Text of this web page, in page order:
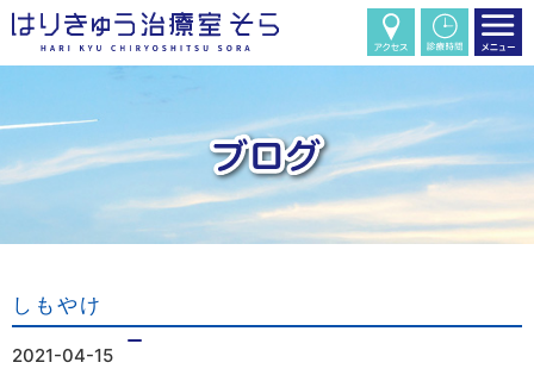
しもやけ
2021-04-15